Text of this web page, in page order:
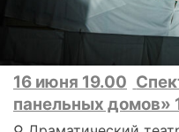
16 июня 19.00
панельных домов»